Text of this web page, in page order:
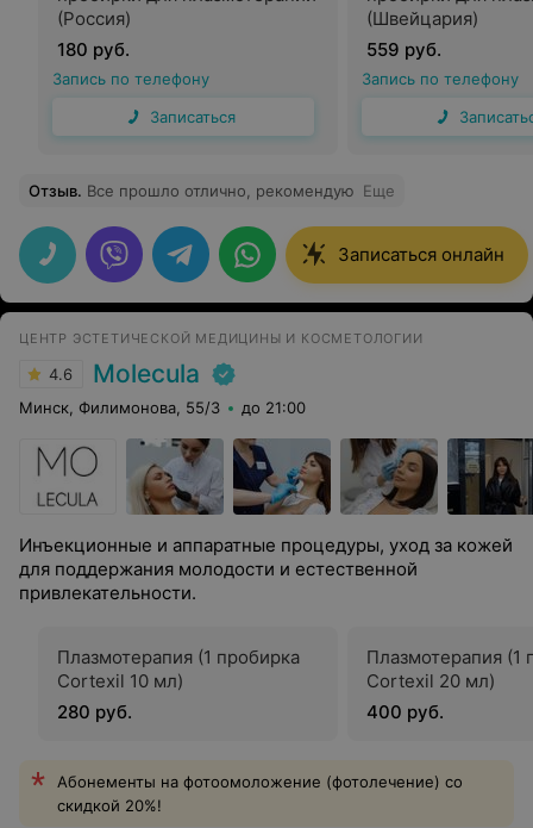
(Россия)
180 руб.
Запись по телефону
Записаться
(Швейцария)
559 руб.
Запись по телефону
Отзыв. Все прошло отлично, рекомендую Еще
Записаться онлайн
ЦЕНТР ЭСТЕТИЧЕСКОЙ МЕДИЦИНЫ И КОСМЕТОЛОГИИ
4.6 Molecula
Минск, Филимонова, 55/3 до 21:00
Инъекционные и аппаратные процедуры, уход за кожей
для поддержания молодости и естественной
привлекательности.
Плазмотерапия (1 пробирка
Cortexil 10 мл)
280 руб.
Плазмотерапия (1
Cortexil 20 мл)
400 руб.
Абонементы на фотоомоложение (фотолечение) со
скидкой 20%!